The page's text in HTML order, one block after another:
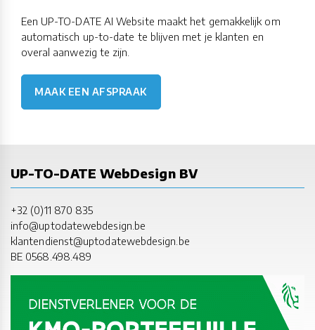
Een UP-TO-DATE AI Website maakt het gemakkelijk om
automatisch up-to-date te blijven met je klanten en
overal aanwezig te zijn.
MAAK EEN AFSPRAAK
UP-TO-DATE WebDesign BV
+32 (0)11 870 835
info@uptodatewebdesign.be
klantendienst@uptodatewebdesign.be
BE 0568.498.489